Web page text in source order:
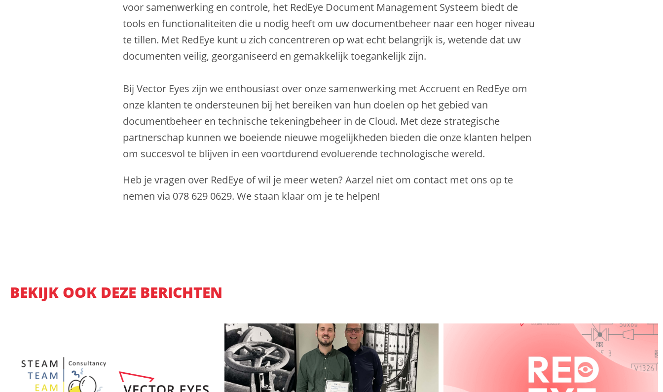
voor samenwerking en controle, het RedEye Document Management Systeem biedt de
tools en functionaliteiten die u nodig heeft om uw documentbeheer naar een hoger niveau
te tillen. Met RedEye kunt u zich concentreren op wat echt belangrijk is, wetende dat uw
documenten veilig, georganiseerd en gemakkelijk toegankelijk zijn.
Bij Vector Eyes zijn we enthousiast over onze samenwerking met Accruent en RedEye om
onze klanten te ondersteunen bij het bereiken van hun doelen op het gebied van
documentbeheer en technische tekeningbeheer in de Cloud. Met deze strategische
partnerschap kunnen we boeiende nieuwe mogelijkheden bieden die onze klanten helpen
om succesvol te blijven in een voortdurend evoluerende technologische wereld.
Heb je vragen over RedEye of wil je meer weten? Aarzel niet om contact met ons op te
nemen via 078 629 0629. We staan klaar om je te helpen!
BEKIJK OOK DEZE BERICHTEN